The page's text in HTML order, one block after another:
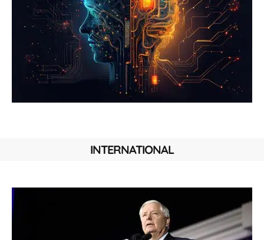
INTERNATIONAL